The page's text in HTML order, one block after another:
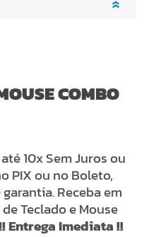
COMBO
10x Sem Juros ou
PIX ou no Boleto,
Receba em
Teclado e Mouse
Entrega Imediata !!